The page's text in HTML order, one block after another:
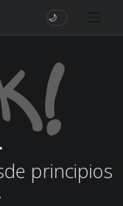
🌙
principios